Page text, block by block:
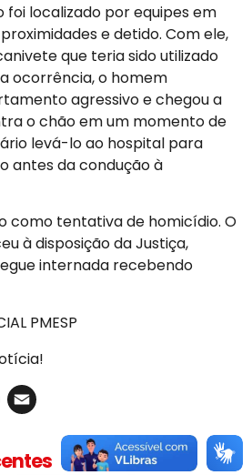
foi localizado por equipes em
e detido. Com ele,
que teria sido utilizado
ocorrência, o homem
agressivo e chegou a
o chão em um momento de
levá-lo ao hospital para
antes da condução à
como tentativa de homicídio. O
à disposição da Justiça,
internada recebendo
PMESP
LinkedIn